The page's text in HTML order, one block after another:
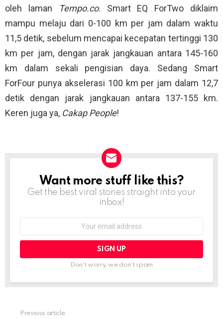
oleh laman
Tempo.co. Smart EQ ForTwo diklaim
mampu melaju dari 0-100 km per jam dalam waktu
11,5 detik, sebelum mencapai kecepatan tertinggi 130
km per jam, dengan jarak jangkauan antara 145-160
km dalam sekali pengisian daya. Sedang Smart
ForFour punya akselerasi 100 km per jam dalam 12,7
detik dengan jarak jangkauan antara 137-155 km.
Keren juga ya, Cakap People!
NEWSLETTER
Want more stuff like this?
Get the best viral stories straight into your
inbox!
Don't worry, we don't spam
Previous article